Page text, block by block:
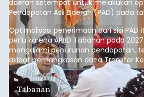
daerah setempat untuk melakukan
Pendapatan Asli Daerah (PAD) pada
anggaran 2027.
Optimalisasi penerimaan dari sisi PAD
perlu karena APBD Tabanan pada
mengalami penurunan pendapatan,
akibat pemangkasan dana Transfer
Daerah (TKD) dari pemerintah pusat.
Tabanan